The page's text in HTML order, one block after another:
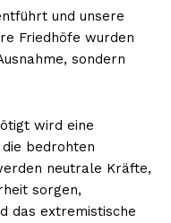
und unsere
Friedhöfe wurden
sondern
wird eine
bedrohten
neutrale Kräfte,
sorgen,
das extremistische